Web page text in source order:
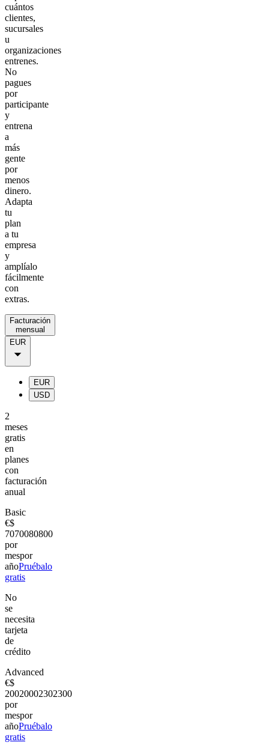
cuántos
clientes,
sucursales
u
organizaciones
entrenes.
No
pagues
por
participante
y
entrena
a
más
gente
por
menos
dinero.
Adapta
tu
plan
a tu
empresa
y
amplíalo
fácilmente
con
extras.
Facturación
mensual
EUR
EUR
USD
2
meses
gratis
en
planes
con
facturación
anual
Basic
€$
7070080800
por
mespor
añoPruébalo
gratis
No
se
necesita
tarjeta
de
crédito
Advanced
€$
20020002302300
por
mespor
añoPruébalo
gratis